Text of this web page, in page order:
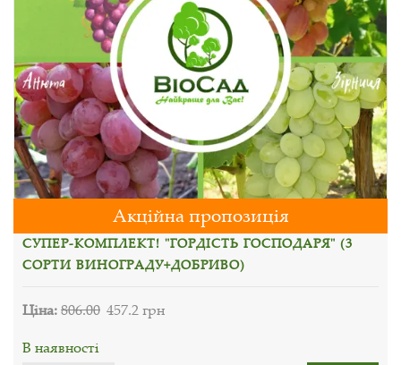
Акційна пропозиція
СУПЕР-КОМПЛЕКТ! "ГОРДІСТЬ ГОСПОДАРЯ" (3
СОРТИ ВИНОГРАДУ+ДОБРИВО)
Ціна:806.00 457.2 грн
В наявності